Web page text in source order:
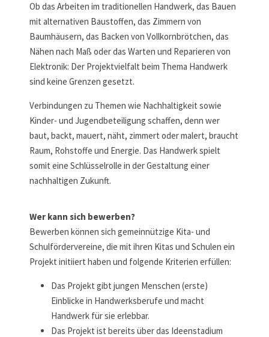
Ob das Arbeiten im traditionellen Handwerk, das Bauen
mit alternativen Baustoffen, das Zimmern von
Baumhäusern, das Backen von Vollkornbrötchen, das
Nähen nach Maß oder das Warten und Reparieren von
Elektronik: Der Projektvielfalt beim Thema Handwerk
sind keine Grenzen gesetzt.
Verbindungen zu Themen wie Nachhaltigkeit sowie
Kinder- und Jugendbeteiligung schaffen, denn wer
baut, backt, mauert, näht, zimmert oder malert, braucht
Raum, Rohstoffe und Energie. Das Handwerk spielt
somit eine Schlüsselrolle in der Gestaltung einer
nachhaltigen Zukunft.
Wer kann sich bewerben?
Bewerben können sich gemeinnützige Kita- und
Schulfördervereine, die mit ihren Kitas und Schulen ein
Projekt initiiert haben und folgende Kriterien erfüllen:
Das Projekt gibt jungen Menschen (erste)
Einblicke in Handwerksberufe und macht
Handwerk für sie erlebbar.
Das Projekt ist bereits über das Ideenstadium